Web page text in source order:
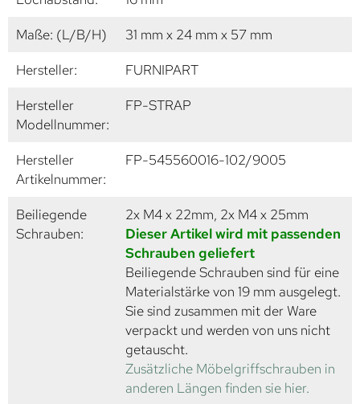
Maße: (L/B/H)
31 mm x 24 mm x 57 mm
Hersteller:
FURNIPART
Hersteller
Modellnummer:
FP-STRAP
Hersteller
Artikelnummer:
FP-545560016-102/9005
Beiliegende
Schrauben:
2x M4 x 22mm, 2x M4 x 25mm
Dieser Artikel wird mit passenden
Schrauben geliefert
Beiliegende Schrauben sind für eine
Materialstärke von 19 mm ausgelegt.
Sie sind zusammen mit der Ware
verpackt und werden von uns nicht
getauscht.
Zusätzliche Möbelgriffschrauben in
anderen Längen finden sie hier.